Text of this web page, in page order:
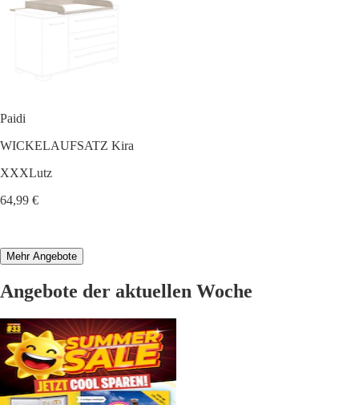
Paidi
WICKELAUFSATZ Kira
XXXLutz
64,99 €
Mehr Angebote
Angebote der aktuellen Woche